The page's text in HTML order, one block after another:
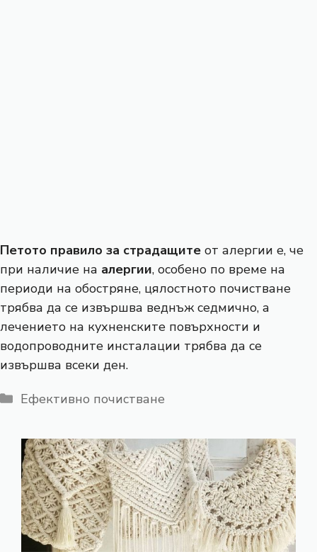
Петото правило за страдащите от алергии е, че
при наличие на алергии, особено по време на
периоди на обостряне, цялостното почистване
трябва да се извършва веднъж седмично, а
лечението на кухненските повърхности и
водопроводните инсталации трябва да се
извършва всеки ден.
Категории
Ефективно почистване